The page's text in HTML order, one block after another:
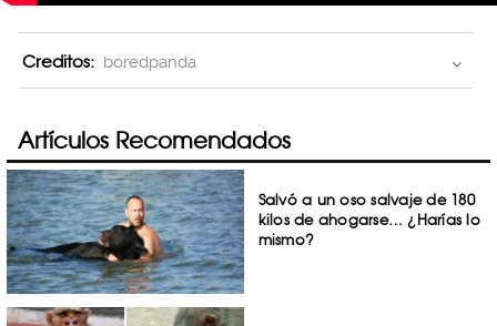
Creditos: boredpanda
Artículos Recomendados
Salvó a un oso salvaje de 180
kilos de ahogarse… ¿Harías lo
mismo?